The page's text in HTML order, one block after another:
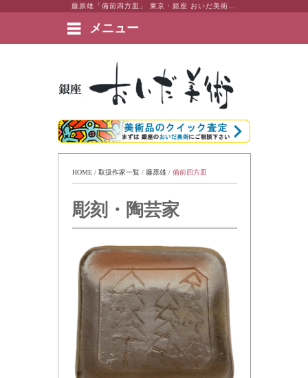
メニュー
絵画など美術品の販売と買取 | 東京・銀座 おいだ美術
HOME / 取扱作家一覧 / 藤原雄 / 備前四方皿
彫刻・陶芸家